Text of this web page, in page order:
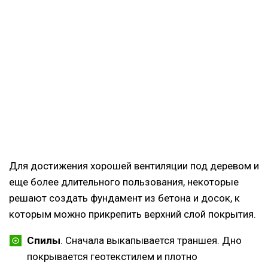
Для достижения хорошей вентиляции под деревом и
еще более длительного пользования, некоторые
решают создать фундамент из бетона и досок, к
которым можно прикрепить верхний слой покрытия.
Спилы. Сначала выкапывается траншея. Дно
покрывается геотекстилем и плотно